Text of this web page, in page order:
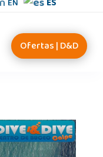
EN ES
Ofertas | D&D